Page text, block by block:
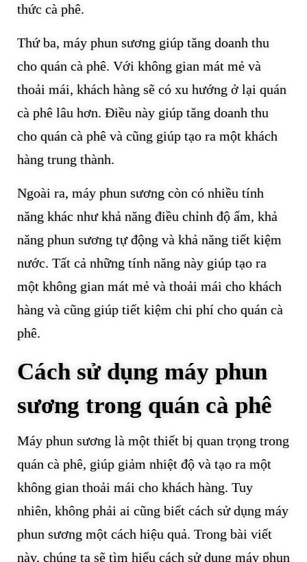
thức cà phê.
Thứ ba, máy phun sương giúp tăng doanh thu
cho quán cà phê. Với không gian mát mẻ và
thoải mái, khách hàng sẽ có xu hướng ở lại quán
cà phê lâu hơn. Điều này giúp tăng doanh thu
cho quán cà phê và cũng giúp tạo ra một khách
hàng trung thành.
Ngoài ra, máy phun sương còn có nhiều tính
năng khác như khả năng điều chỉnh độ ẩm, khả
năng phun sương tự động và khả năng tiết kiệm
nước. Tất cả những tính năng này giúp tạo ra
một không gian mát mẻ và thoải mái cho khách
hàng và cũng giúp tiết kiệm chi phí cho quán cà
phê.
Cách sử dụng máy phun
sương trong quán cà phê
Máy phun sương là một thiết bị quan trọng trong
quán cà phê, giúp giảm nhiệt độ và tạo ra một
không gian thoải mái cho khách hàng. Tuy
nhiên, không phải ai cũng biết cách sử dụng máy
phun sương một cách hiệu quả. Trong bài viết
này, chúng ta sẽ tìm hiểu cách sử dụng máy phun